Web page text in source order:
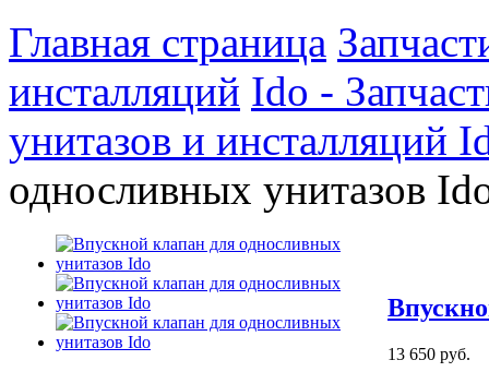
Главная страница
инсталляций Ido -
унитазов и инсталляций
односливных унитазов
13 650 руб.